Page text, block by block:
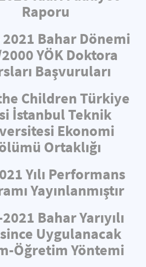
Raporu
2021 Bahar Dönemi
YÖK Doktora
Başvuruları
Children Türkiye
İstanbul Teknik
Ekonomi
Ortaklığı
Yılı Performans
Yayınlanmıştır
Bahar Yarıyılı
Uygulanacak
Öğretim Yöntemi